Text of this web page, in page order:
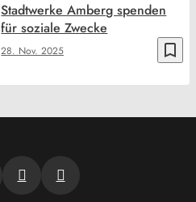
bookmark_border
28. Nov. 2025
Stadtwerke Amberg spenden
für soziale Zwecke